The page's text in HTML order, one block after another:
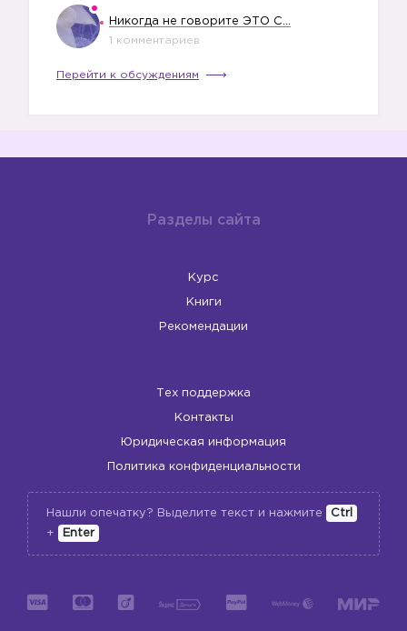
1 комментариев
Перейти к обсуждениям
Разделы сайта
Курс
Книги
Рекомендации
Тех поддержка
Контакты
Юридическая информация
Политика конфиденциальности
Нашли опечатку? Выделите текст и нажмите
Ctrl
+
Enter